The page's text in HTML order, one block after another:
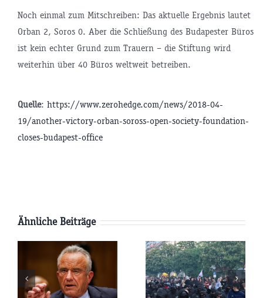
Noch einmal zum Mitschreiben: Das aktuelle Ergebnis lautet
Orban 2, Soros 0. Aber die Schließung des Budapester Büros
ist kein echter Grund zum Trauern – die Stiftung wird
weiterhin über 40 Büros weltweit betreiben.
Quelle: https://www.zerohedge.com/news/2018-04-
19/another-victory-orban-soross-open-society-foundation-
closes-budapest-office
Ähnliche Beiträge
AfD-
Parteitag:
Wird die
Pläne:
Werden die
USA